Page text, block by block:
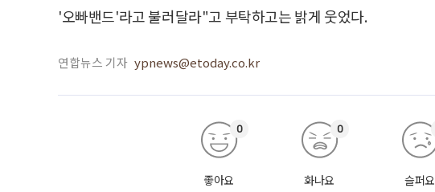
'오빠밴드'라고 불러달라"고 부탁하고는 밝게 웃었다.
연합뉴스 기자 ypnews@etoday.co.kr
좋아요
0
화나요
0
슬퍼요